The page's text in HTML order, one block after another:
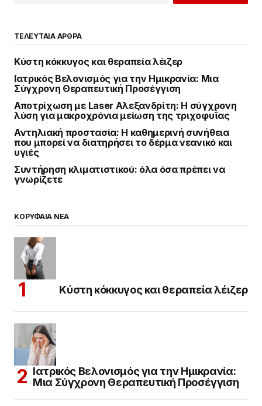
ΤΕΛΕΥΤΑΙΑ ΑΡΘΡΑ
Κύστη κόκκυγος και θεραπεία λέιζερ
Ιατρικός Βελονισμός για την Ημικρανία: Μια
Σύγχρονη Θεραπευτική Προσέγγιση
Αποτρίχωση με Laser Αλεξανδρίτη: Η σύγχρονη
λύση για μακροχρόνια μείωση της τριχοφυΐας
Αντηλιακή προστασία: Η καθημερινή συνήθεια
που μπορεί να διατηρήσει το δέρμα νεανικό και
υγιές
Συντήρηση κλιματιστικού: όλα όσα πρέπει να
γνωρίζετε
ΚΟΡΥΦΑΙΑ ΝΕΑ
Κύστη κόκκυγος και θεραπεία λέιζερ
Ιατρικός Βελονισμός για την Ημικρανία:
Μια Σύγχρονη Θεραπευτική Προσέγγιση